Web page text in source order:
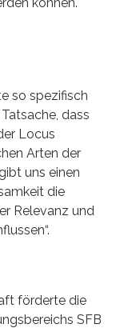
so spezifisch
dass
Locus
Arten der
uns einen
die
Relevanz und
förderte die
SFB